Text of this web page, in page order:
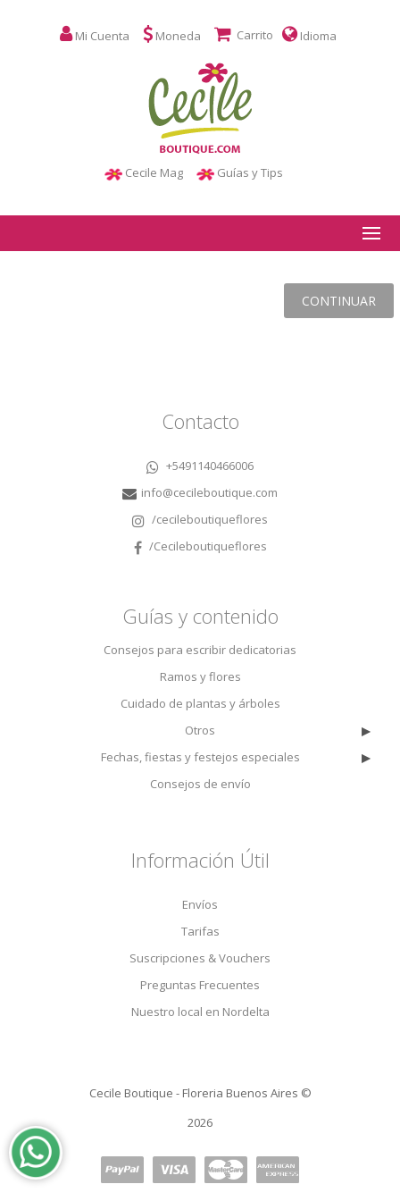
Mi Cuenta Moneda Carrito Idioma
Cecile Mag Guías y Tips
CONTINUAR
Contacto
+5491140466006
info@cecileboutique.com
/cecileboutiqueflores
/Cecileboutiqueflores
Guías y contenido
Consejos para escribir dedicatorias
Ramos y flores
Cuidado de plantas y árboles
Otros
▸
Fechas, fiestas y festejos especiales ▸
Consejos de envío
Información Útil
Envíos
Tarifas
Suscripciones & Vouchers
Preguntas Frecuentes
Nuestro local en Nordelta
Cecile Boutique - Floreria Buenos Aires ©
2026